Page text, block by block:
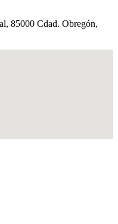
85000 Cdad. Obregón,